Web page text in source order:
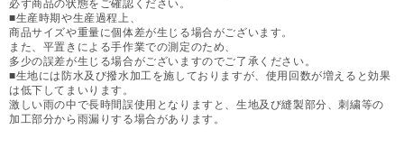
必ず商品の状態をご確認ください。
■生産時期や生産過程上、
商品サイズや重量に個体差が生じる場合がございます。
また、平置きによる手作業での測定のため、
多少の誤差が生じる場合がございますのでご了承ください。
■生地には防水及び撥水加工を施しておりますが、使用回数が増えると効果
は低下してまいります。
激しい雨の中で長時間誤使用となりますと、生地及び縫製部分、刺繍等の
加工部分から雨漏りする場合があります。